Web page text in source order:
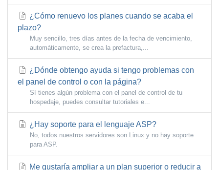
¿Cómo renuevo los planes cuando se acaba el
plazo?
Muy sencillo, tres días antes de la fecha de vencimiento,
automáticamente, se crea la prefactura,...
¿Dónde obtengo ayuda si tengo problemas con
el panel de control o con la página?
Sí tienes algún problema con el panel de control de tu
hospedaje, puedes consultar tutoriales e...
¿Hay soporte para el lenguaje ASP?
No, todos nuestros servidores son Linux y no hay soporte
para ASP.
Me gustaría ampliar a un plan superior o reducir a